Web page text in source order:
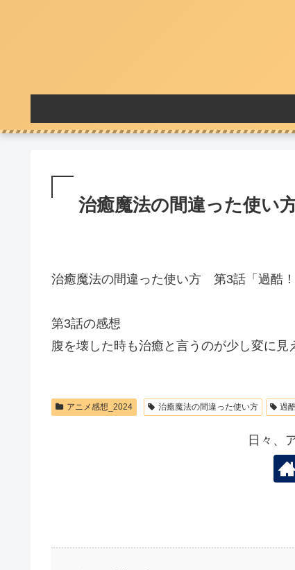
治癒魔法の間違った使い
治癒魔法の間違った使い方 第3話「過酷
第3話の感想
腹を壊した時も治癒と言うのが少し変に見
アニメ感想_2024 治癒魔法の間違った使い方 過
日々、